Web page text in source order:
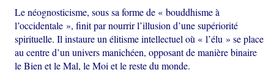
Le néognosticisme, sous sa forme de « bouddhisme à
l’occidentale », finit par nourrir l’illusion d’une supériorité
spirituelle. Il instaure un élitisme intellectuel où « l’élu » se place
au centre d’un univers manichéen, opposant de manière binaire
le Bien et le Mal, le Moi et le reste du monde.